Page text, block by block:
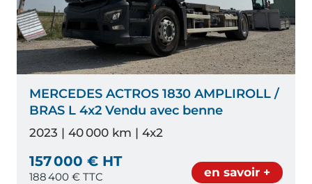
MERCEDES ACTROS 1830 AMPLIROLL /
BRAS L 4x2 Vendu avec benne
2023 | 40 000 km | 4x2
157 000 € HT
188 400 € TTC en savoir +